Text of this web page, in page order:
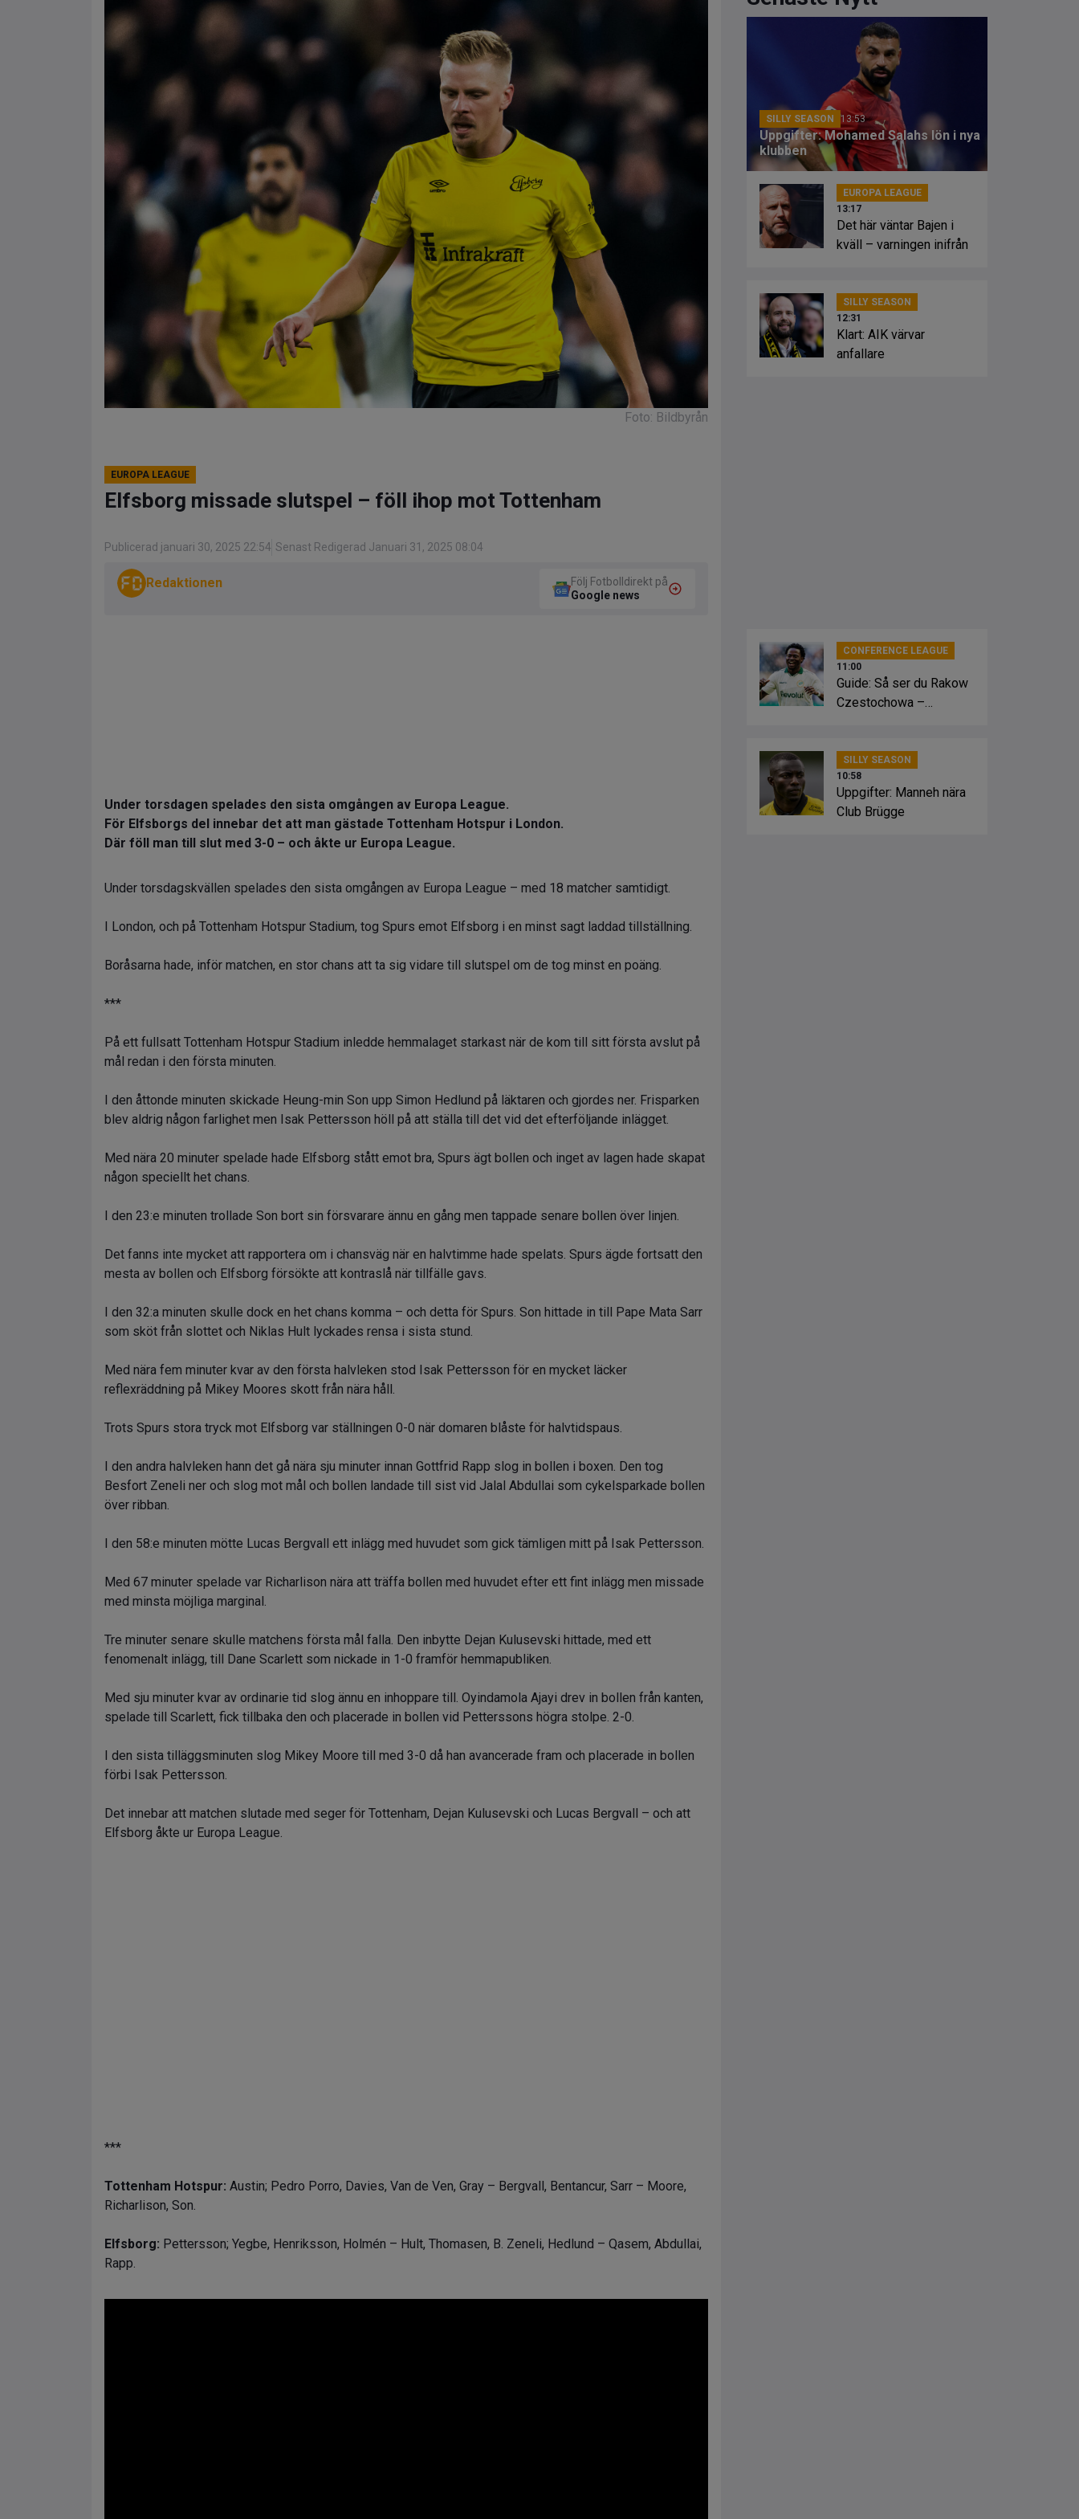
Foto: Bildbyrån
EUROPA LEAGUE
Elfsborg missade slutspel – föll ihop mot Tottenham
Publicerad januari 30, 2025 22:54 Senast Redigerad Januari 31, 2025 08:04
Redaktionen
Följ Fotbolldirekt på
Google news
Under torsdagen spelades den sista omgången av Europa League.
För Elfsborgs del innebar det att man gästade Tottenham Hotspur i London.
Där föll man till slut med 3-0 – och åkte ur Europa League.
Under torsdagskvällen spelades den sista omgången av Europa League – med 18 matcher samtidigt.
I London, och på Tottenham Hotspur Stadium, tog Spurs emot Elfsborg i en minst sagt laddad tillställning.
Boråsarna hade, inför matchen, en stor chans att ta sig vidare till slutspel om de tog minst en poäng.
***
På ett fullsatt Tottenham Hotspur Stadium inledde hemmalaget starkast när de kom till sitt första avslut på
mål redan i den första minuten.
I den åttonde minuten skickade Heung-min Son upp Simon Hedlund på läktaren och gjordes ner. Frisparken
blev aldrig någon farlighet men Isak Pettersson höll på att ställa till det vid det efterföljande inlägget.
Med nära 20 minuter spelade hade Elfsborg stått emot bra, Spurs ägt bollen och inget av lagen hade skapat
någon speciellt het chans.
I den 23:e minuten trollade Son bort sin försvarare ännu en gång men tappade senare bollen över linjen.
Det fanns inte mycket att rapportera om i chansväg när en halvtimme hade spelats. Spurs ägde fortsatt den
mesta av bollen och Elfsborg försökte att kontraslå när tillfälle gavs.
I den 32:a minuten skulle dock en het chans komma – och detta för Spurs. Son hittade in till Pape Mata Sarr
som sköt från slottet och Niklas Hult lyckades rensa i sista stund.
Med nära fem minuter kvar av den första halvleken stod Isak Pettersson för en mycket läcker
reflexräddning på Mikey Moores skott från nära håll.
Trots Spurs stora tryck mot Elfsborg var ställningen 0-0 när domaren blåste för halvtidspaus.
I den andra halvleken hann det gå nära sju minuter innan Gottfrid Rapp slog in bollen i boxen. Den tog
Besfort Zeneli ner och slog mot mål och bollen landade till sist vid Jalal Abdullai som cykelsparkade bollen
över ribban.
I den 58:e minuten mötte Lucas Bergvall ett inlägg med huvudet som gick tämligen mitt på Isak Pettersson.
Med 67 minuter spelade var Richarlison nära att träffa bollen med huvudet efter ett fint inlägg men missade
med minsta möjliga marginal.
Tre minuter senare skulle matchens första mål falla. Den inbytte Dejan Kulusevski hittade, med ett
fenomenalt inlägg, till Dane Scarlett som nickade in 1-0 framför hemmapubliken.
Med sju minuter kvar av ordinarie tid slog ännu en inhoppare till. Oyindamola Ajayi drev in bollen från kanten,
spelade till Scarlett, fick tillbaka den och placerade in bollen vid Petterssons högra stolpe. 2-0.
I den sista tilläggsminuten slog Mikey Moore till med 3-0 då han avancerade fram och placerade in bollen
förbi Isak Pettersson.
Det innebar att matchen slutade med seger för Tottenham, Dejan Kulusevski och Lucas Bergvall – och att
Elfsborg åkte ur Europa League.
***
Tottenham Hotspur: Austin; Pedro Porro, Davies, Van de Ven, Gray – Bergvall, Bentancur, Sarr – Moore,
Richarlison, Son.
Elfsborg: Pettersson; Yegbe, Henriksson, Holmén – Hult, Thomasen, B. Zeneli, Hedlund – Qasem, Abdullai,
Rapp.
SILLY SEASON 13:53
Uppgifter: Mohamed Salahs lön i nya
klubben
EUROPA LEAGUE
13:17
Det här väntar Bajen i
kväll – varningen inifrån
SILLY SEASON
12:31
Klart: AIK värvar
anfallare
CONFERENCE LEAGUE
11:00
Guide: Så ser du Rakow
Czestochowa –
SILLY SEASON
10:58
Uppgifter: Manneh nära
Club Brügge